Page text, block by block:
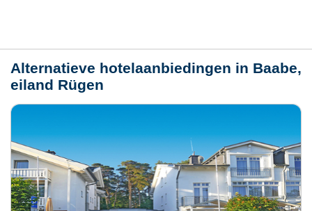
Alternatieve hotelaanbiedingen in Baabe,
eiland Rügen